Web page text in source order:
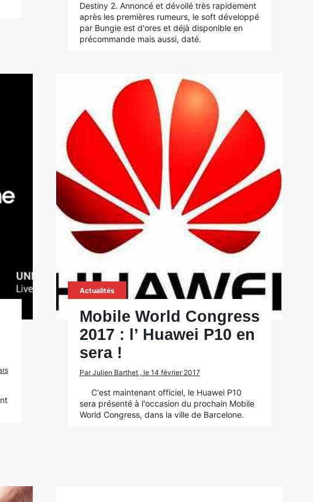
Destiny 2. Annoncé et dévoilé très rapidement
après les premières rumeurs, le soft développé
par Bungie est d'ores et déjà disponible en
précommande mais aussi, daté.
Actualités
Mobile World Congress
2017 : l’ Huawei P10 en
sera !
Par Julien Barthet , le 14 février 2017
C'est maintenant officiel, le Huawei P10
sera présenté à l'occasion du prochain Mobile
World Congress, dans la ville de Barcelone.